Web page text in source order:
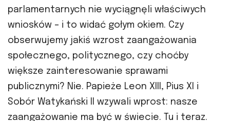
parlamentarnych nie wyciągnęli właściwych
wniosków – i to widać gołym okiem. Czy
obserwujemy jakiś wzrost zaangażowania
społecznego, politycznego, czy choćby
większe zainteresowanie sprawami
publicznymi? Nie. Papieże Leon XIII, Pius XI i
Sobór Watykański II wzywali wprost: nasze
zaangażowanie ma być w świecie. Tu i teraz.